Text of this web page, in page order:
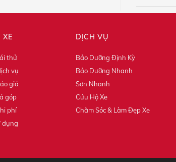
XE
thử
vụ
giá
góp
phí
dụng
DỊCH VỤ
Bảo Dưỡng Định Kỳ
Bảo Dưỡng Nhanh
Sơn Nhanh
Cứu Hộ Xe
Chăm Sóc & Làm Đẹp Xe